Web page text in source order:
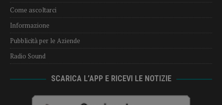
Come ascoltarci
Informazione
Pubblicità per le Aziende
Radio Sound
SCARICA L’APP E RICEVI LE NOTIZIE